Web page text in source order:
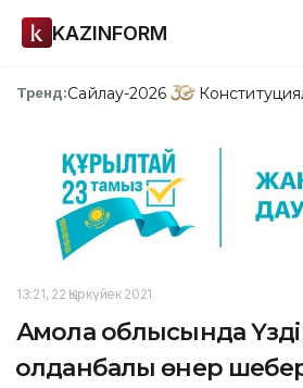
KAZINFORM
Тренд:Сайлау-2026
13:21, 22 Қыркүйек 2021
Ақмола облысында
қолданбалы өнер